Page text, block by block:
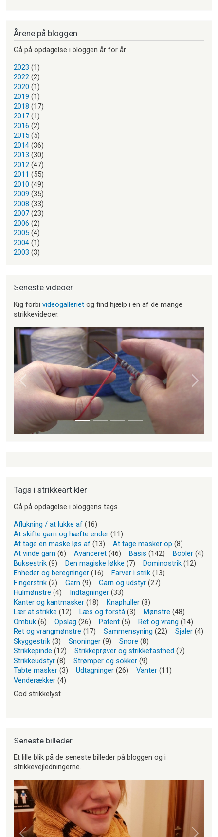
Årene på bloggen
Gå på opdagelse i bloggen år for år
2023 (1)
2022 (2)
2020 (1)
2019 (1)
2018 (17)
2017 (1)
2016 (2)
2015 (5)
2014 (36)
2013 (30)
2012 (47)
2011 (55)
2010 (49)
2009 (35)
2008 (33)
2007 (23)
2006 (2)
2005 (4)
2004 (1)
2003 (3)
Seneste videoer
Kig forbi videogalleriet og find hjælp i en af de mange
strikkevideoer.
Forrige Næste
Tags i strikkeartikler
Gå på opdagelse i bloggens tags.
Aflukning / at lukke af (16)
At skifte garn og hæfte ender (11)
At tage en maske løs af (13) At tage masker op (8)
At vinde garn (6) Avanceret (46) Basis (142) Bobler (4)
Buksestrik (9) Den magiske løkke (7) Dominostrik (12)
Enheder og beregninger (16) Farver i strik (13)
Fingerstrik (2) Garn (9) Garn og udstyr (27)
Hulmønstre (4) Indtagninger (33)
Kanter og kantmasker (18) Knaphuller (8)
Lær at strikke (12) Læs og forstå (3) Mønstre (48)
Ombuk (6) Opslag (26) Patent (5) Ret og vrang (14)
Ret og vrangmønstre (17) Sammensyning (22) Sjaler (4)
Skyggestrik (3) Snoninger (9) Snore (8)
Strikkepinde (12) Strikkeprøver og strikkefasthed (7)
Strikkeudstyr (8) Strømper og sokker (9)
Tabte masker (3) Udtagninger (26) Vanter (11)
Venderækker (4)
God strikkelyst
Seneste billeder
Et lille blik på de seneste billeder på bloggen og i
strikkevejledningerne.